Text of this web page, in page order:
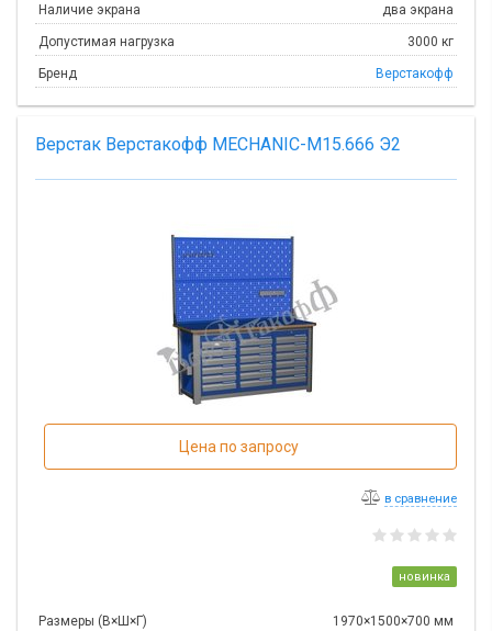
Наличие экрана два экрана
Допустимая нагрузка 3000 кг
Бренд Верстакофф
Верстак Верстакофф MECHANIC-М15.666 Э2
Цена по запросу
в сравнение
новинка
Размеры (В×Ш×Г) 1970×1500×700 мм